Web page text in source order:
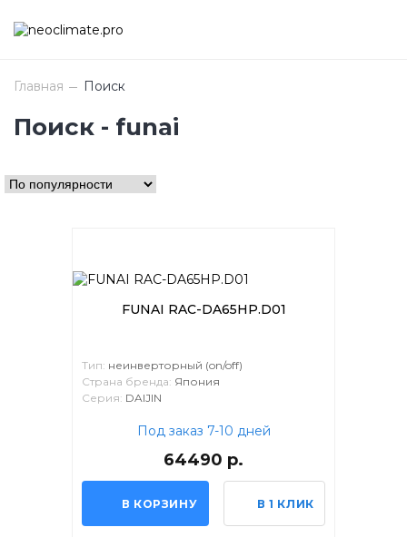
Главная Поиск
Поиск - funai
FUNAI RAC-DA65HP.D01
Тип: неинверторный (on/off)
Страна бренда: Япония
Серия: DAIJIN
Под заказ 7-10 дней
64490 р.
В КОРЗИНУ В 1 КЛИК